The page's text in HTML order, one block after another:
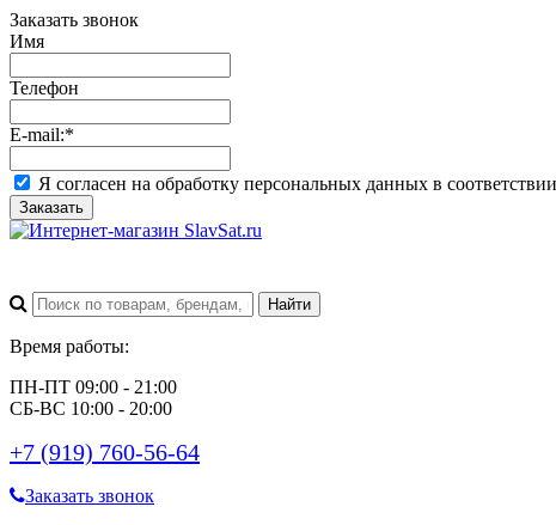
Заказать звонок
Имя
Телефон
E-mail:*
Я согласен на обработку персональных данных в
Заказать
Время работы:
ПН-ПТ 09:00 - 21:00
СБ-ВС 10:00 - 20:00
+7 (919) 760-56-64
Заказать звонок